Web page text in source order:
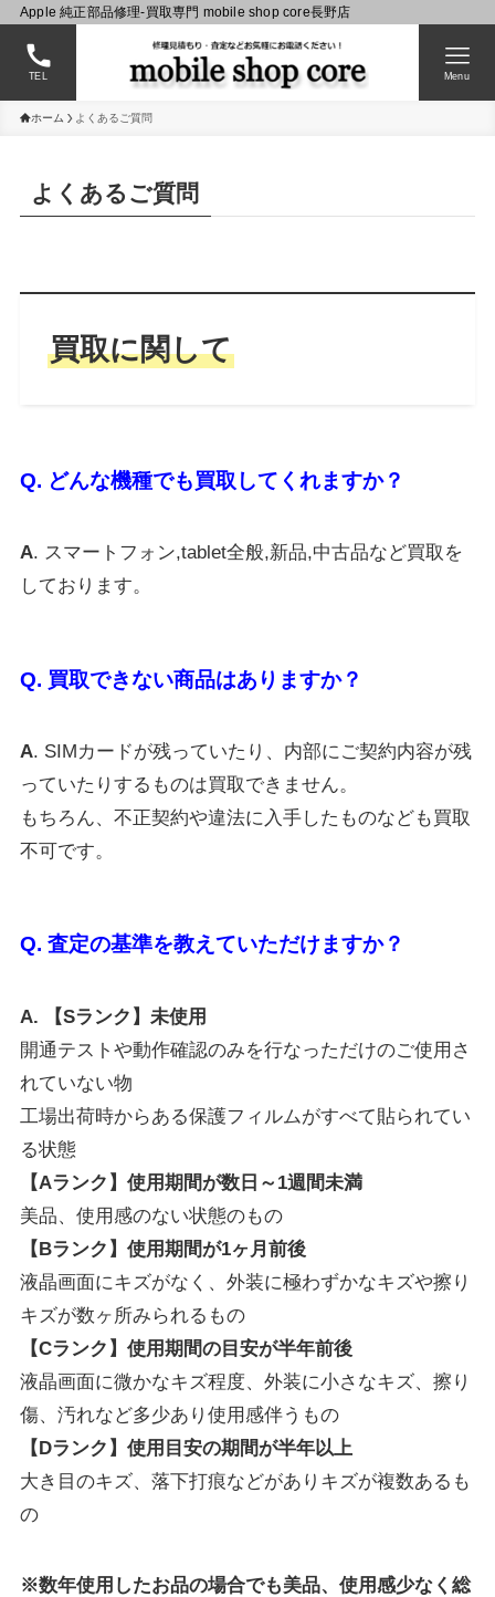
Apple 純正部品修理-買取専門 mobile shop core長野店
TEL Menu
ホーム よくあるご質問
よくあるご質問
買取に関して
Q. どんな機種でも買取してくれますか？
A. スマートフォン,tablet全般,新品,中古品など買取を
しております。
Q. 買取できない商品はありますか？
A. SIMカードが残っていたり、内部にご契約内容が残
っていたりするものは買取できません。
もちろん、不正契約や違法に入手したものなども買取
不可です。
Q. 査定の基準を教えていただけますか？
A. 【Sランク】未使用
開通テストや動作確認のみを行なっただけのご使用さ
れていない物
工場出荷時からある保護フィルムがすべて貼られてい
る状態
【Aランク】使用期間が数日～1週間未満
美品、使用感のない状態のもの
【Bランク】使用期間が1ヶ月前後
液晶画面にキズがなく、外装に極わずかなキズや擦り
キズが数ヶ所みられるもの
【Cランク】使用期間の目安が半年前後
液晶画面に微かなキズ程度、外装に小さなキズ、擦り
傷、汚れなど多少あり使用感伴うもの
【Dランク】使用目安の期間が半年以上
大き目のキズ、落下打痕などがありキズが複数あるも
の
※数年使用したお品の場合でも美品、使用感少なく総